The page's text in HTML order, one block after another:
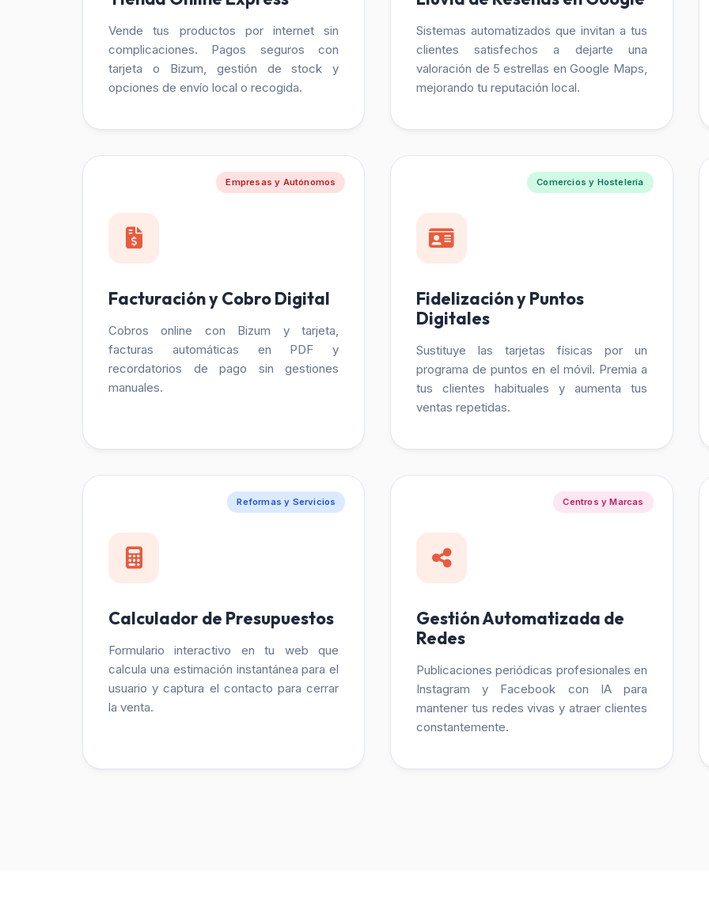
Vende tus productos por internet sin
complicaciones. Pagos seguros con
tarjeta o Bizum, gestión de stock y
opciones de envío local o recogida.
Sistemas automatizados que invitan a tus
clientes satisfechos a dejarte una
valoración de 5 estrellas en Google Maps,
mejorando tu reputación local.
Empresas y Autónomos
Facturación y Cobro Digital
Cobros online con Bizum y tarjeta,
facturas automáticas en PDF y
recordatorios de pago sin gestiones
manuales.
Comercios y Hostelería
Fidelización y Puntos
Digitales
Sustituye las tarjetas físicas por un
programa de puntos en el móvil. Premia a
tus clientes habituales y aumenta tus
ventas repetidas.
Reformas y Servicios
Calculador de Presupuestos
Formulario interactivo en tu web que
calcula una estimación instantánea para el
usuario y captura el contacto para cerrar
la venta.
Centros y Marcas
Gestión Automatizada de
Redes
Publicaciones periódicas profesionales en
Instagram y Facebook con IA para
mantener tus redes vivas y atraer clientes
constantemente.